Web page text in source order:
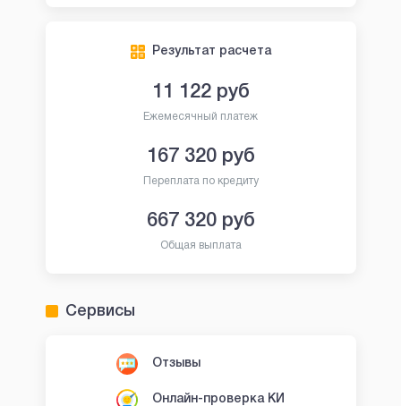
Результат расчета
11 122руб
Ежемесячный платеж
167 320руб
Переплата по кредиту
667 320руб
Общая выплата
Сервисы
Отзывы
Онлайн-проверка КИ